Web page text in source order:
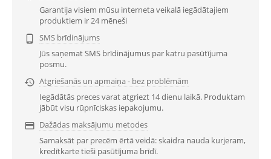
Garantija visiem mūsu interneta veikalā iegādātajiem
produktiem ir 24 mēneši

SMS brīdinājums
Jūs saņemat SMS brīdinājumus par katru pasūtījuma
posmu.
 Atgriešanās un apmaiņa - bez problēmām
Iegādātās preces varat atgriezt 14 dienu laikā. Produktam
jābūt visu rūpnīciskas iepakojumu.
 Dažādas maksājumu metodes
Samaksāt par precēm ērtā veidā: skaidra nauda kurjeram,
kredītkarte tieši pasūtījuma brīdī.